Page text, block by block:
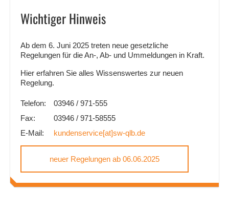
Wichtiger Hinweis
Ab dem 6. Juni 2025 treten neue gesetzliche
Regelungen für die An-, Ab- und Ummeldungen in Kraft.
Hier erfahren Sie alles Wissenswertes zur neuen
Regelung.
Telefon:
03946 / 971-555
Fax:
03946 / 971-58555
E-Mail:
kundenservice[at]sw-qlb.de
neuer Regelungen ab 06.06.2025